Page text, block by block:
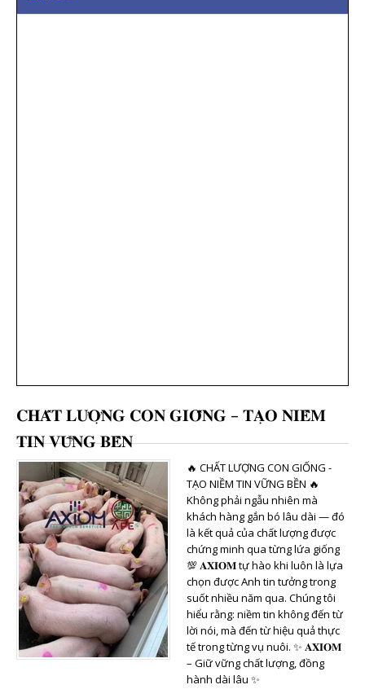
𝐂𝐇𝐀̂́𝐓 𝐋𝐔̛𝐎̛̣𝐍𝐆 𝐂𝐎𝐍 𝐆𝐈𝐎̂́𝐍𝐆 – 𝐓𝐀̣𝐎 𝐍𝐈𝐄̂̀𝐌
𝐓𝐈𝐍 𝐕𝐔̛̃𝐍𝐆 𝐁𝐄̂̀𝐍
🔥 CHẤT LƯỢNG CON GIỐNG -
TẠO NIỀM TIN VỮNG BỀN 🔥
Không phải ngẫu nhiên mà
khách hàng gắn bó lâu dài — đó
là kết quả của chất lượng được
chứng minh qua từng lứa giống
💯 𝐀𝐗𝐈𝐎𝐌 tự hào khi luôn là lựa
chọn được Anh tin tưởng trong
suốt nhiều năm qua. Chúng tôi
hiểu rằng: niềm tin không đến từ
lời nói, mà đến từ hiệu quả thực
tế trong từng vụ nuôi. ✨ 𝐀𝐗𝐈𝐎𝐌
– Giữ vững chất lượng, đồng
hành dài lâu ✨